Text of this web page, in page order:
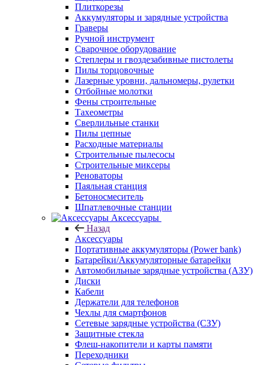
Плиткорезы
Аккумуляторы и зарядные устройства
Граверы
Ручной инструмент
Сварочное оборудование
Степлеры и гвоздезабивные пистолеты
Пилы торцовочные
Лазерные уровни, дальномеры, рулетки
Отбойные молотки
Фены строительные
Тахеометры
Сверлильные станки
Пилы цепные
Расходные материалы
Строительные пылесосы
Строительные миксеры
Реноваторы
Паяльная станция
Бетоносмеситель
Шпатлевочные станции
Аксессуары
Назад
Аксессуары
Портативные аккумуляторы (Power bank)
Батарейки/Аккумуляторные батарейки
Автомобильные зарядные устройства (АЗУ)
Диски
Кабели
Держатели для телефонов
Чехлы для смартфонов
Сетевые зарядные устройства (СЗУ)
Защитные стекла
Флеш-накопители и карты памяти
Переходники